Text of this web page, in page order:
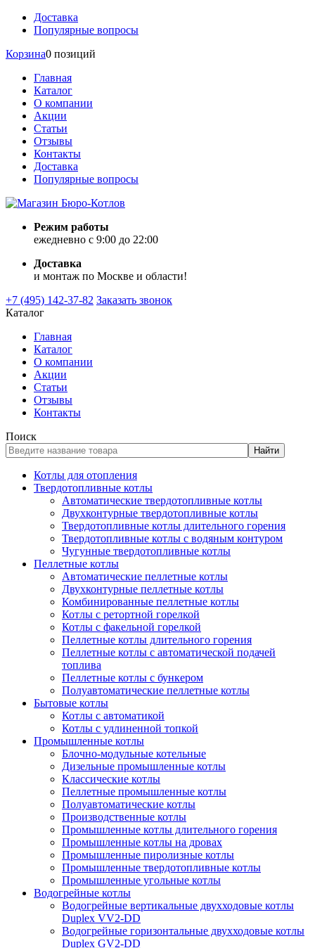
Доставка
Популярные вопросы
Корзина0 позиций
Главная
Каталог
О компании
Акции
Статьи
Отзывы
Контакты
Доставка
Популярные вопросы
Режим работы
ежедневно с 9:00 до 22:00
Доставка
и монтаж по Москве и области!
+7 (495) 142-37-82 Заказать звонок
Каталог
Главная
Каталог
О компании
Акции
Статьи
Отзывы
Контакты
Поиск
Найти
Котлы для отопления
Твердотопливные котлы
Автоматические твердотопливные котлы
Двухконтурные твердотопливные котлы
Твердотопливные котлы длительного горения
Твердотопливные котлы с водяным контуром
Чугунные твердотопливные котлы
Пеллетные котлы
Автоматические пеллетные котлы
Двухконтурные пеллетные котлы
Комбинированные пеллетные котлы
Котлы с ретортной горелкой
Котлы с факельной горелкой
Пеллетные котлы длительного горения
Пеллетные котлы с автоматической подачей
топлива
Пеллетные котлы с бункером
Полуавтоматические пеллетные котлы
Бытовые котлы
Котлы с автоматикой
Котлы с удлиненной топкой
Промышленные котлы
Блочно-модульные котельные
Дизельные промышленные котлы
Классические котлы
Пеллетные промышленные котлы
Полуавтоматические котлы
Производственные котлы
Промышленные котлы длительного горения
Промышленные котлы на дровах
Промышленные пиролизные котлы
Промышленные твердотопливные котлы
Промышленные угольные котлы
Водогрейные котлы
Водогрейные вертикальные двухходовые котлы
Duplex VV2-DD
Водогрейные горизонтальные двухходовые котлы
Duplex GV2-DD